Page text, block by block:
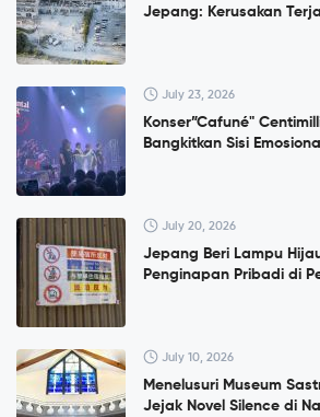
Jepang: Kerusakan
July 23, 2026
Konser”Cafuné"
Bangkitkan Sisi
July 20, 2026
Jepang Beri Lampu
Penginapan Pribadi di
July 10, 2026
Menelusuri Museum
Jejak Novel Silence di